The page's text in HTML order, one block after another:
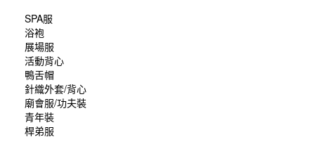
SPA服
浴袍
展場服
活動背心
鴨舌帽
針織外套/背心
廟會服/功夫裝
青年裝
桿弟服